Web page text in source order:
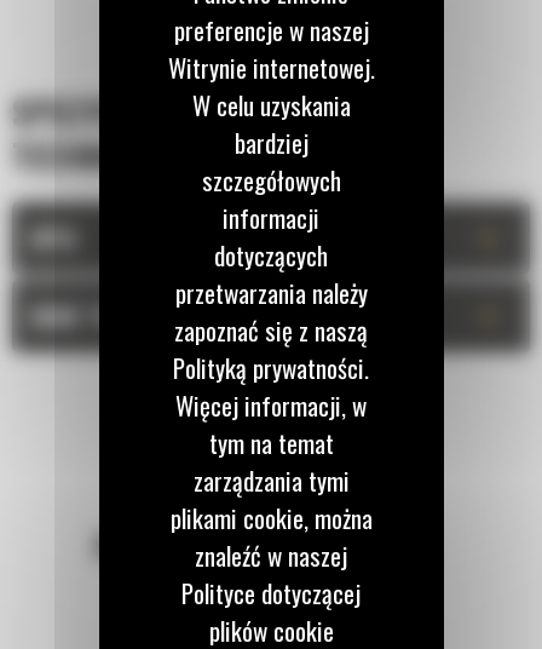
SPECYFIKACJA
TECHNICZNA
DANE TECHNICZNE
POZOSTAŃMY W KONTAKCIE
preferencje w naszej
Witrynie internetowej.
W celu uzyskania
bardziej
szczegółowych
informacji
dotyczących
przetwarzania należy
zapoznać się z naszą
Polityką prywatności.
Więcej informacji, w
tym na temat
zarządzania tymi
plikami cookie, można
znaleźć w naszej
Polityce dotyczącej
plików cookie